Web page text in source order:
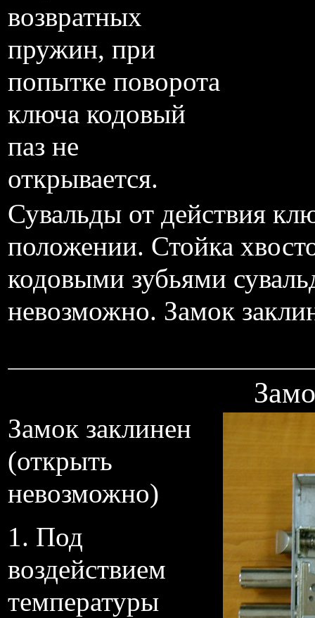
возвратных
пружин, при
попытке поворота
ключа кодовый
паз не
открывается.
Сувальды от действия
положении. Стойка
кодовыми зубьями
невозможно. Замок
Замок заклинен
(открыть
невозможно)
1. Под
воздействием
температуры